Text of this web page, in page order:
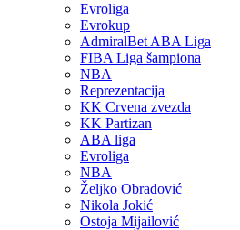
Evroliga
Evrokup
AdmiralBet ABA Liga
FIBA Liga šampiona
NBA
Reprezentacija
KK Crvena zvezda
KK Partizan
ABA liga
Evroliga
NBA
Željko Obradović
Nikola Jokić
Ostoja Mijailović